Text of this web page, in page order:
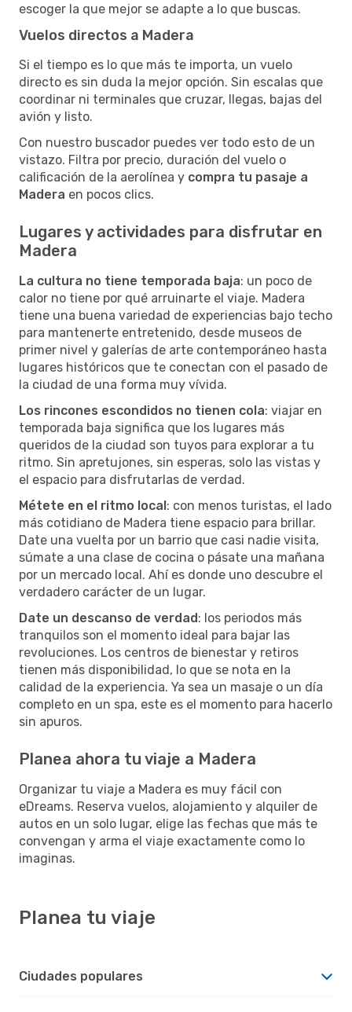
escoger la que mejor se adapte a lo que buscas.
Vuelos directos a Madera
Si el tiempo es lo que más te importa, un vuelo
directo es sin duda la mejor opción. Sin escalas que
coordinar ni terminales que cruzar, llegas, bajas del
avión y listo.
Con nuestro buscador puedes ver todo esto de un
vistazo. Filtra por precio, duración del vuelo o
calificación de la aerolínea y compra tu pasaje a
Madera en pocos clics.
Lugares y actividades para disfrutar en
Madera
La cultura no tiene temporada baja: un poco de
calor no tiene por qué arruinarte el viaje. Madera
tiene una buena variedad de experiencias bajo techo
para mantenerte entretenido, desde museos de
primer nivel y galerías de arte contemporáneo hasta
lugares históricos que te conectan con el pasado de
la ciudad de una forma muy vívida.
Los rincones escondidos no tienen cola: viajar en
temporada baja significa que los lugares más
queridos de la ciudad son tuyos para explorar a tu
ritmo. Sin apretujones, sin esperas, solo las vistas y
el espacio para disfrutarlas de verdad.
Métete en el ritmo local: con menos turistas, el lado
más cotidiano de Madera tiene espacio para brillar.
Date una vuelta por un barrio que casi nadie visita,
súmate a una clase de cocina o pásate una mañana
por un mercado local. Ahí es donde uno descubre el
verdadero carácter de un lugar.
Date un descanso de verdad: los periodos más
tranquilos son el momento ideal para bajar las
revoluciones. Los centros de bienestar y retiros
tienen más disponibilidad, lo que se nota en la
calidad de la experiencia. Ya sea un masaje o un día
completo en un spa, este es el momento para hacerlo
sin apuros.
Planea ahora tu viaje a Madera
Organizar tu viaje a Madera es muy fácil con
eDreams. Reserva vuelos, alojamiento y alquiler de
autos en un solo lugar, elige las fechas que más te
convengan y arma el viaje exactamente como lo
imaginas.
Planea tu viaje
Ciudades populares